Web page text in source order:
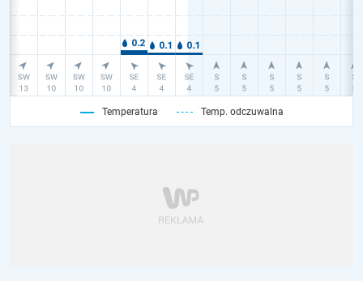
Temperatura Temp. odczuwalna